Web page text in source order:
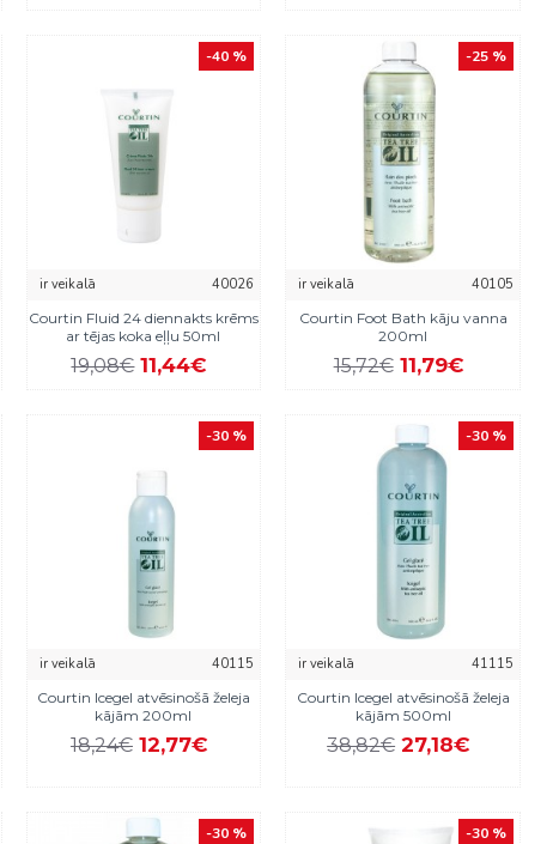
-40 %
ir veikalā
40026
Courtin Fluid 24 diennakts krēms
ar tējas koka eļļu 50ml
19,08€ 11,44€
-25 %
ir veikalā
40105
Courtin Foot Bath kāju vanna
200ml
15,72€ 11,79€
-30 %
ir veikalā
40115
Courtin Icegel atvēsinošā želeja
kājām 200ml
18,24€ 12,77€
-30 %
ir veikalā
41115
Courtin Icegel atvēsinošā želeja
kājām 500ml
38,82€ 27,18€
-30 % -30 %